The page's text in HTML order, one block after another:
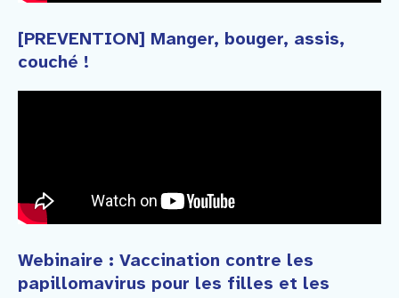
[PREVENTION] Manger, bouger, assis,
couché !
Webinaire : Vaccination contre les
papillomavirus pour les filles et les